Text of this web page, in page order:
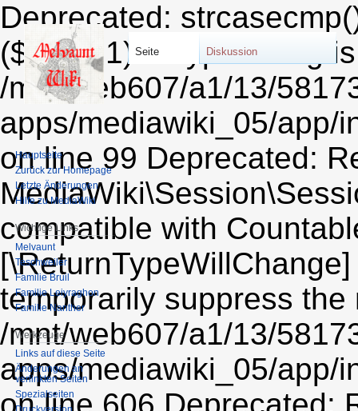
Deprecated:
($string1) of type string
/mnt/web607/a1/13/
apps/mediawiki_05/app/
on line 99 Deprecated:
compatible with
temporarily suppress the
/mnt/web607/a1/13/
apps/mediawiki_05/app/
Seite Diskussion
Hauptseite
Zurück zur Homepage
Letzte Änderungen
Hilfe zu MediaWiki
Wichtige Links
Melvaunt
Teschweiler
Familie Bruil
Familie Leiyraghon
Familie Nanther
Werkzeuge
Links auf diese Seite
Änderungen an
verlinkten Seiten
Spezialseiten